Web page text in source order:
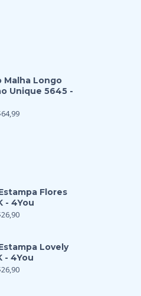
Malha Longo
Unique 5645 -
64,99
Flores
- 4You
26,90
Lovely
- 4You
26,90